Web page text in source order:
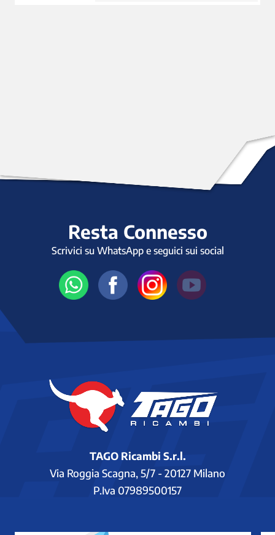
Resta Connesso
Scrivici su WhatsApp e seguici sui social
TAGO Ricambi S.r.l.
Via Roggia Scagna, 5/7 - 20127 Milano
P.Iva 07989500157